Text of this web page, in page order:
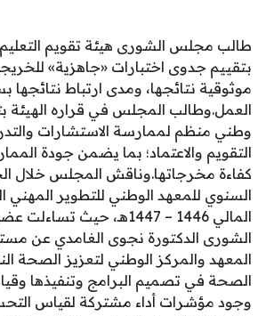
طالب مجلس الشورى هيئة تقويم التعليم
بتقييم جدوى اختبارات «جاهزية»
موثوقية نتائجها، ومدى ارتباط نتائجها
العمل.وطالب المجلس في قراره الهيئة
وطني منظم لممارسة الاستشارات
التقويم والاعتماد؛ بما يضمن جودة
كفاءة مخرجاتها.وناقش المجلس خلال
السنوي للمعهد الوطني للتطوير المهني
المالي 1446 – 1447هـ، حيث
الشورى الدكتورة نجوى الغامدي عن
المعهد والمركز الوطني لتعزيز الصحة
الصحة في تصميم البرامج وتنفيذها
وجود مؤشرات أداء مشتركة لقياس